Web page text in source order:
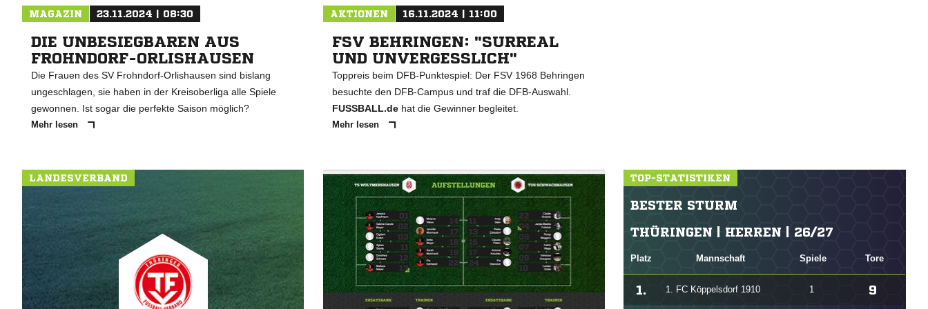
MAGAZIN 23.11.2024 | 08:30
DIE UNBESIEGBAREN AUS
FROHNDORF-ORLISHAUSEN
Die Frauen des SV Frohndorf-Orlishausen sind bislang
ungeschlagen, sie haben in der Kreisoberliga alle Spiele
gewonnen. Ist sogar die perfekte Saison möglich?
Mehr lesen
AKTIONEN 16.11.2024 | 11:00
FSV BEHRINGEN: "SURREAL
UND UNVERGESSLICH"
Toppreis beim DFB-Punktespiel: Der FSV 1968 Behringen
besuchte den DFB-Campus und traf die DFB-Auswahl.
FUSSBALL.dehat die Gewinner begleitet.
Mehr lesen
LANDESVERBAND TOP-STATISTIKEN
BESTER STURM
THÜRINGEN | HERREN | 26/27
Platz Mannschaft Spiele Tore
1. 1. FC Köppelsdorf 1910 1 9